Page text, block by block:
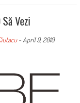
Vezi
-April 9, 2010